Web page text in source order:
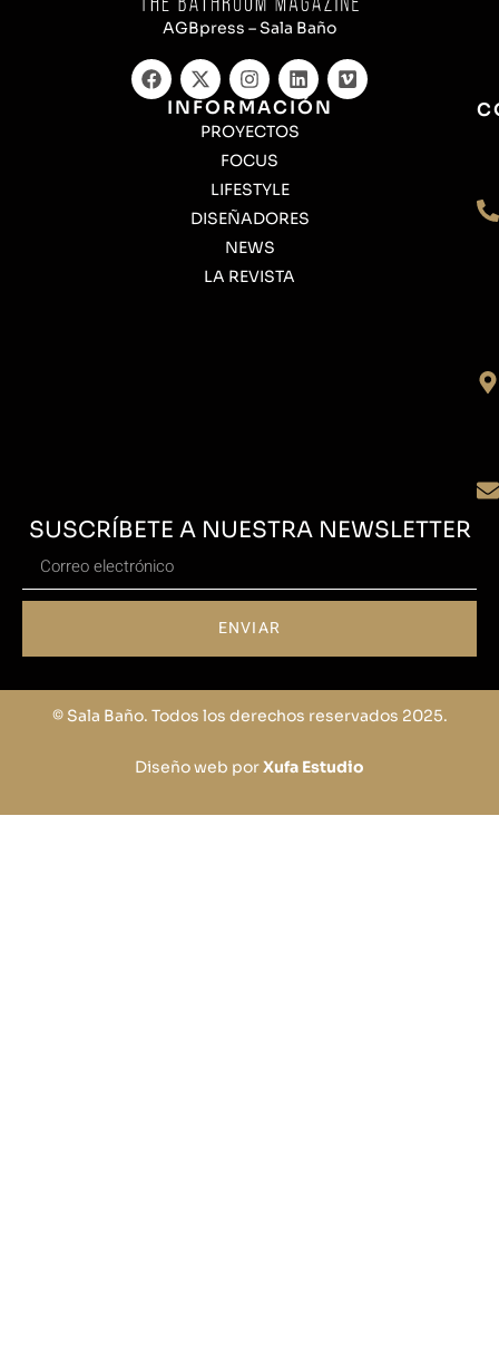
AGBpress – Sala Baño
INFORMACIÓN
PROYECTOS
FOCUS
LIFESTYLE
DISEÑADORES
NEWS
LA REVISTA
SUSCRÍBETE A NUESTRA NEWSLETTER
ENVIAR
© Sala Baño. Todos los derechos reservados 2025.
Diseño web porXufa Estudio